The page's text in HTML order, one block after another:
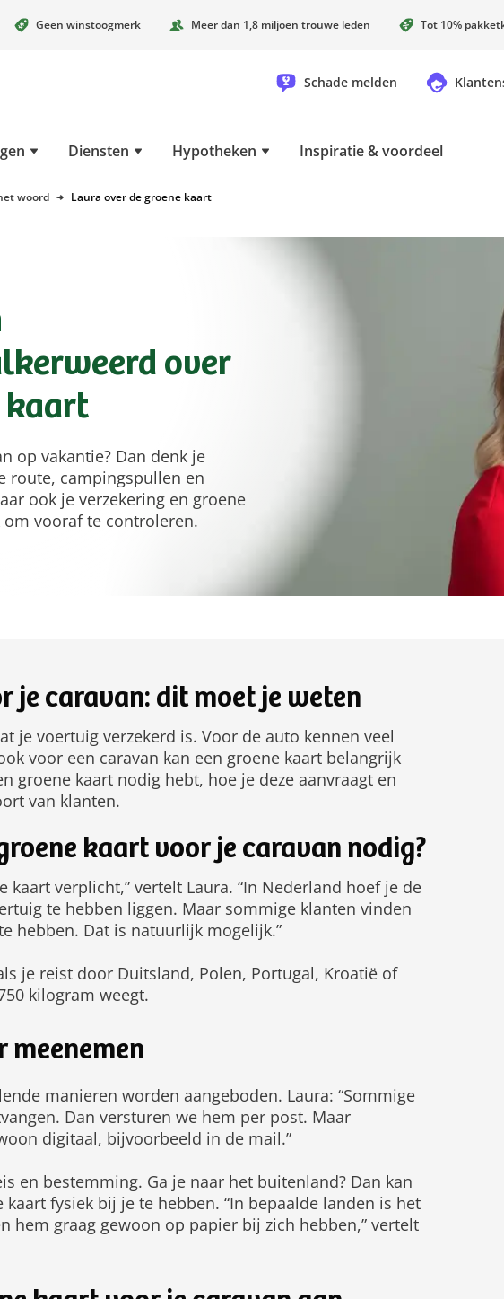
Geen winstoogmerk Meer dan 1,8 miljoen trouwe leden Tot 10%
Schade melden
Diensten Hypotheken Inspiratie & voordeel
woord Laura over de groene kaart
over
kaart
op vakantie? Dan denk je
route, campingspullen en
ook je verzekering en groene
vooraf te controleren.
je caravan: dit moet je weten
je voertuig verzekerd is. Voor de auto kennen veel
voor een caravan kan een groene kaart belangrijk
groene kaart nodig hebt, hoe je deze aanvraagt en
van klanten.
kaart voor je caravan nodig?
kaart verplicht,” vertelt Laura. “In Nederland hoef je de
te hebben liggen. Maar sommige klanten vinden
hebben. Dat is natuurlijk mogelijk.”
je reist door Duitsland, Polen, Portugal, Kroatië of
kilogram weegt.
meenemen
manieren worden aangeboden. Laura: “Sommige
Dan versturen we hem per post. Maar
digitaal, bijvoorbeeld in de mail.”
en bestemming. Ga je naar het buitenland? Dan kan
fysiek bij je te hebben. “In bepaalde landen is het
hem graag gewoon op papier bij zich hebben,” vertelt